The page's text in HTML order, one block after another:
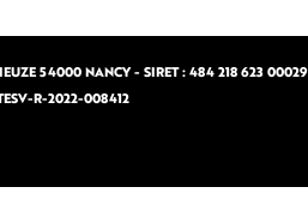
54000 NANCY - SIRET : 484 218 623 00029
R-2022-008412